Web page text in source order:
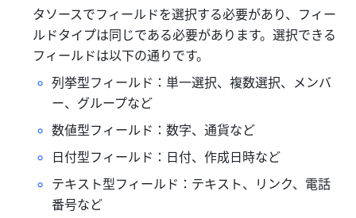
タソースでフィールドを選択する必要があり、フィー
ルドタイプは同じである必要があります。選択できる
フィールドは以下の通りです。
列挙型フィールド：単一選択、複数選択、メンバ
ー、グループなど
数値型フィールド：数字、通貨など
日付型フィールド：日付、作成日時など
テキスト型フィールド：テキスト、リンク、電話
番号など